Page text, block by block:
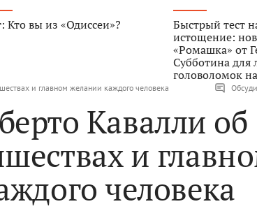
Кто вы из «Одиссеи»?
Быстрый тест
истощение:
«Ромашка» от
Субботина для
головоломок
и главном желании каждого человека
Кавалли об
и
человека